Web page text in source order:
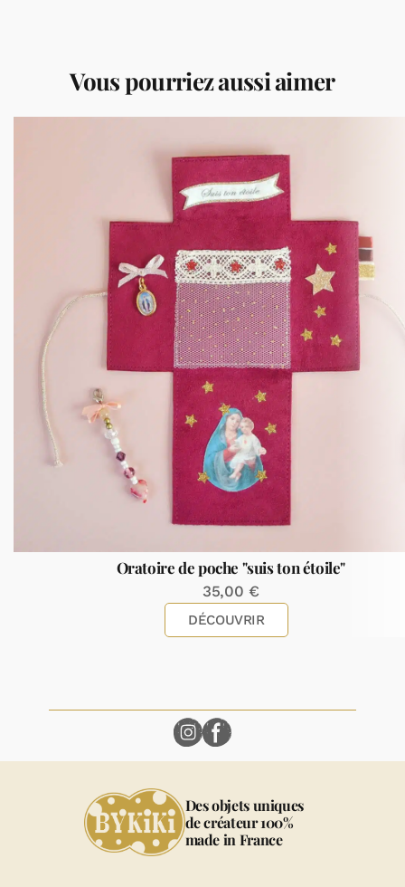
Vous pourriez aussi aimer
Oratoire de poche "suis ton étoile"
35,00 €
DÉCOUVRIR
Des objets uniques
de créateur 100%
made in France